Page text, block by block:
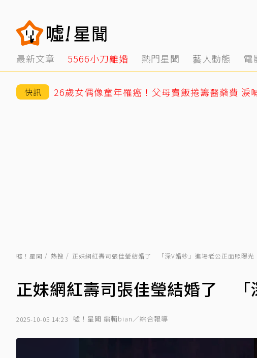
最新文章 5566小刀離婚 熱門星聞 藝人動態 電
快訊
噓！星聞 熱搜 正妹網紅壽司張佳瑩結婚了 「深V婚紗」進場老公正面照曝光
正妹網紅壽司張佳瑩結婚了 「
2025-10-05 14:23 噓！星聞 編輯bian／綜合報導